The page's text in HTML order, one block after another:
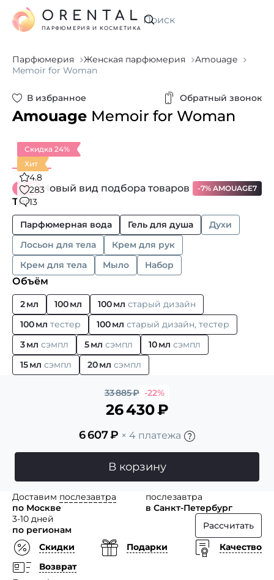
Искать
ORENTAL
ПАРФЮМЕРИЯ И КОСМЕТИКА
Парфюмерия Женская парфюмерия
Amouage
Memoir for Woman
В избранное Обратный звонок
Amouage Memoir for Woman
Скидка 24%
Хит
4.8
283
13
Новый вид подбора товаров -7% AMOUAGE7
Тип
Парфюмерная вода Гель для душа
Духи
Лосьон для тела
Крем для рук
Крем для тела
Мыло Набор
Объём
2 мл 100 мл 100 мл старый дизайн
100 мл тестер 100 мл старый дизайн, тестер
3 мл сэмпл 5 мл сэмпл 10 мл сэмпл
15 мл сэмпл 20 мл сэмпл
33 885₽ -22%
26 430₽
6 607₽ × 4 платежа
В корзину
Доставим послезавтра
по Москве
послезавтра
в Санкт-Петербург
3-10 дней
по регионам
Рассчитать
Скидки
Подарки
Качество
Возврат